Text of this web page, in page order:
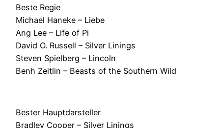
Beste Regie
Michael Haneke – Liebe
Ang Lee – Life of Pi
David O. Russell – Silver Linings
Steven Spielberg – Lincoln
Benh Zeitlin – Beasts of the Southern Wild
Bester Hauptdarsteller
Bradley Cooper – Silver Linings